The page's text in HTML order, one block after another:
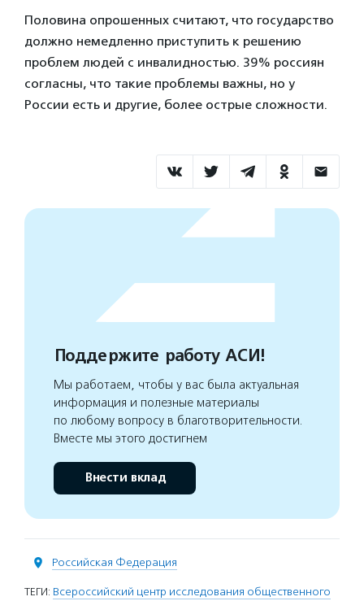
Половина опрошенных считают, что государство
должно немедленно приступить к решению
проблем людей с инвалидностью. 39% россиян
согласны, что такие проблемы важны, но у
России есть и другие, более острые сложности.
Поддержите работу АСИ!
Мы работаем, чтобы у вас была актуальная
информация и полезные материалы
по любому вопросу в благотворительности.
Вместе мы этого достигнем
Внести вклад
Российская Федерация
ТЕГИ: Всероссийский центр исследования общественного